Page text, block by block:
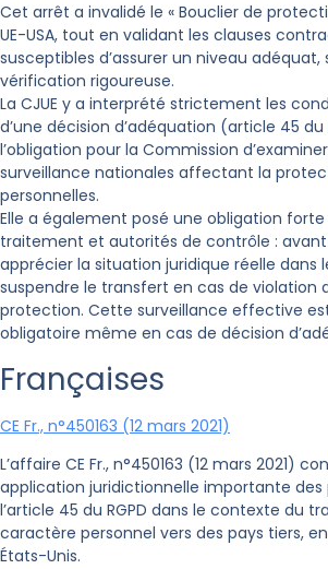
Cet arrêt a invalidé le « Bouclier de
UE-USA, tout en validant les clauses
susceptibles d’assurer un niveau adéquat,
vérification rigoureuse.
La CJUE y a interprété strictement les
d’une décision d’adéquation (article 45 du
l’obligation pour la Commission
surveillance nationales affectant la
personnelles.
Elle a également posé une obligation forte
traitement et autorités de contrôle :
apprécier la situation juridique réelle dans
suspendre le transfert en cas de violation
protection. Cette surveillance effective
obligatoire même en cas de décision
Françaises
CE Fr., n°450163 (12 mars 2021)
L’affaire CE Fr., n°450163 (12 mars 2021)
application juridictionnelle importante des
l’article 45 du RGPD dans le contexte du
caractère personnel vers des pays tiers,
États-Unis.